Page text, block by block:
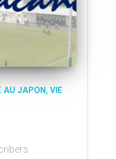
AU JAPON VIE